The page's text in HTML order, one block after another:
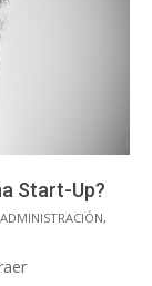
Start-Up?
ADMINISTRACIÓN,